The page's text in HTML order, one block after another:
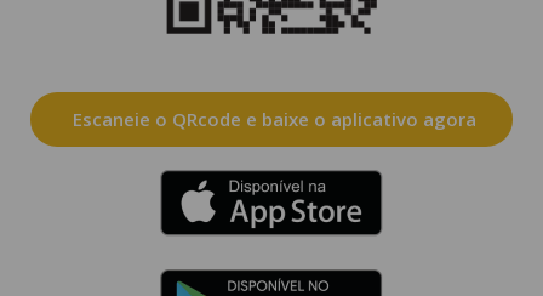
Escaneie o QRcode e baixe o aplicativo agora